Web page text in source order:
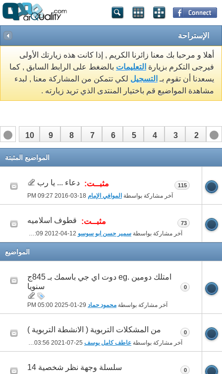
الإستراحة
أهلا و مرحبا بك معنا زائرنا الكريم , إذا كانت هذه زيارتك الأولى
فيرجى التكرم بزيارة التعليمات بالضغط على الرابط السابق , كما
يسعدنا أن تقوم بـ التسجيل لكي تتمكن من المشاركة معنا , لبدء
مشاهدة المواضيع قم باختيار المنتدى الذي تريد زيارته .
1
2
3
4
5
6
7
8
9
10
المواضيع المثبتة
مثبــت: دعاء ... يا رب
آخر مشاركة بواسطة الموافي الإمام 09:27 PM
115
مثبــت: قطوف اسلاميه
آخر مشاركة بواسطة سمير حسن ابو سوسو 06:09 PM
73
المواضيع
امتلك دومين .eg دوت اي جي باسمك بـ 845ج
سنويا
آخر مشاركة بواسطة محمود حماد 05:00 PM
0
من المشكلات التربوية ( الانشطة التربوية )
آخر مشاركة بواسطة عاطف كامل يوسف 03:56 PM
0
سلسلة وجهة نظر شخصية 14 0